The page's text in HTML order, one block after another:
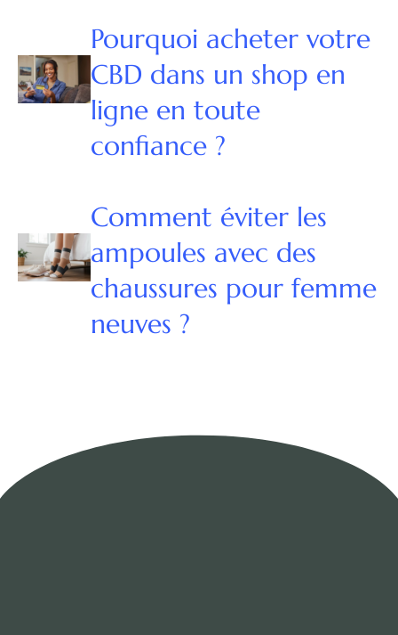
Pourquoi acheter votre
CBD dans un shop en
ligne en toute
confiance ?
Comment éviter les
ampoules avec des
chaussures pour femme
neuves ?